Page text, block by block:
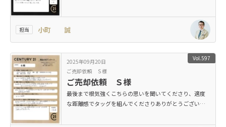
担当 小町 誠
Vol.597
2025年09月20日
ご売却依頼 Ｓ様
ご売却依頼 Ｓ様
最後まで根気強くこちらの思いを聞いてくださり、適度
な距離感でタッグを組んでくださりありがとうございま